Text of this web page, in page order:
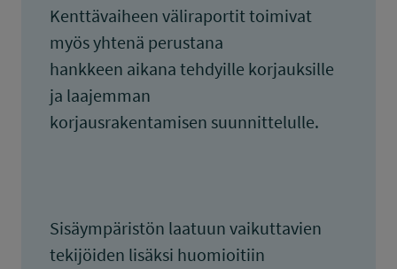
Kenttävaiheen väliraportit toimivat
myös yhtenä perustana
hankkeen aikana tehdyille korjauksille
ja laajemman
korjausrakentamisen suunnittelulle.
Sisäympäristön laatuun vaikuttavien
tekijöiden lisäksi huomioitiin